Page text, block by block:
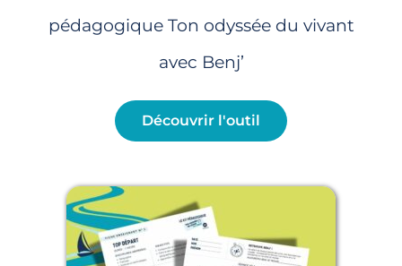
pédagogique Ton odyssée du vivant
avec Benj’
Découvrir l'outil